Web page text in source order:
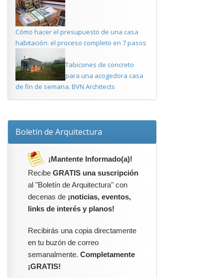
Cómo hacer el presupuesto de una casa
habitación: el proceso completo en 7 pasos
Tabicones de concreto
para una acogedora casa
de fin de semana. BVN Architects
Boletín de Arquitectura
¡Mantente Informado(a)!
Recibe GRATIS una suscripción
al "Boletín de Arquitectura" con
decenas de ¡noticias, eventos,
links de interés y planos!
Recibirás una copia directamente
en tu buzón de correo
semanalmente. Completamente
¡GRATIS!